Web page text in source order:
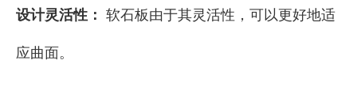
设计灵活性： 软石板由于其灵活性，可以更好地适
应曲面。